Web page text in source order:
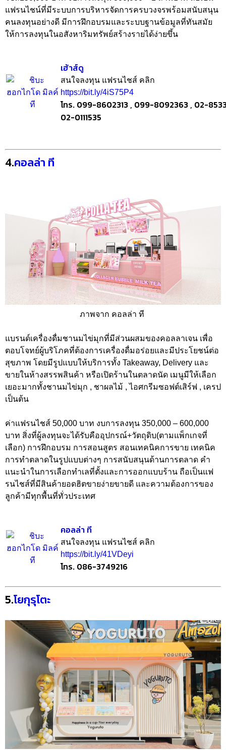
แฟรนไชน์ที่มีระบบการบริหารจัดการครบวงจรพร้อมสนับสนุน
คนลงทุนอย่างดี มีการฝึกอบรมและระบบฐานข้อมูลที่ทันสมัย
ให้การลงทุนในอสังหาริมทรัพย์สร้างรายได้ง่ายขึ้น
เฮ้าส์ดู
สนใจลงทุน แฟรนไชส์ คลิก
https://bit.ly/4iS75P4
โทร. 099-8602313 , 099-8092363 , 02-
02-0111535
4.คอลล่า ที
ภาพจาก คอลล่า ที
แบรนด์เครื่องดื่มชานมไข่มุกที่มีส่วนผสมของคอลลาเจน เพื่อ
ตอบโจทย์ผู้บริโภคที่ต้องการเครื่องดื่มอร่อยและมีประโยชน์ต่อ
สุขภาพ โดยมีรูปแบบให้บริการทั้ง Takeaway, Delivery และ
ขายในห้างสรรพสินค้า หรือเปิดร้านในตลาดนัด เมนูมีให้เลือก
เยอะมากทั้งชานมไข่มุก , ชาผลไม้ , ไอศกรีมซอฟต์เสิร์ฟ , เครป
เป็นต้น
ค่าแฟรนไชส์ 50,000 บาท งบการลงทุน 350,000 – 600,000
บาท สิ่งที่ผู้ลงทุนจะได้รับคืออุปกรณ์+วัตถุดิบ(ตามแพ็กเกจที่
เลือก) การฝึกอบรม การสอนสูตร สอนเทคนิคการขาย เทคนิค
การทำตลาดในรูปแบบต่างๆ การสนับสนุนด้านการตลาด คำ
แนะนำในการเลือกทำเลที่ตั้งและการออกแบบร้าน ถือเป็นแฟ
รนไชส์ที่มีสินค้ายอดฮิตขายง่ายขายดี และความต้องการของ
ลูกค้ามีทุกพื้นที่ทั่วประเทศ
คอลล่า ที
สนใจลงทุน แฟรนไชส์ คลิก
https://bit.ly/41VDeyi
โทร. 086-3749216
5.โยกุรุโตะ